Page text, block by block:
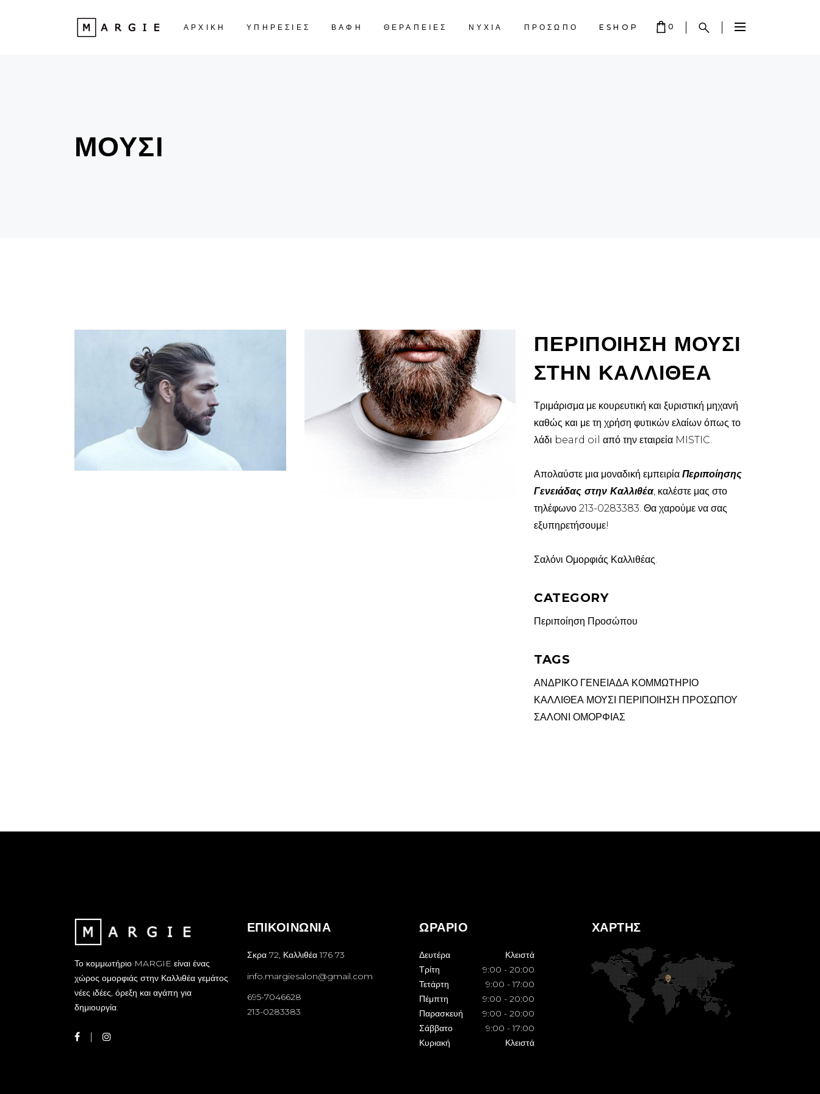
ΑΡΧΙΚΗ ΥΠΗΡΕΣΙΕΣ ΒΑΦΗ ΘΕΡΑΠΕΙΕΣ ΝΥΧΙΑ ΠΡΟΣΩΠΟ ESHOP 0
ΜΟΎΣΙ
ΠΕΡΙΠΟΙΗΣΗ ΜΟΥΣΙ
ΣΤΗΝ ΚΑΛΛΙΘΕΑ
Τριμάρισμα με κουρευτική και ξυριστική μηχανή
καθώς και με τη χρήση φυτικών ελαίων όπως το
λάδι beard oil από την εταιρεία MISTIC.
Απολαύστε μια μοναδική εμπειρίαΠεριποίησης
Γενειάδας στην Καλλιθέα, καλέστε μας στο
τηλέφωνο 213-0283383. Θα χαρούμε να σας
εξυπηρετήσουμε!
Σαλόνι Ομορφιάς Καλλιθέας.
CATEGORY
Περιποίηση Προσώπου
TAGS
ΑΝΔΡΙΚΟ ΓΕΝΕΙΑΔΑ ΚΟΜΜΩΤΗΡΙΟ
ΚΑΛΛΙΘΕΑ ΜΟΥΣΙ ΠΕΡΙΠΟΙΗΣΗ ΠΡΟΣΩΠΟΥ
ΣΑΛΟΝΙ ΟΜΟΡΦΙΑΣ
Το κομμωτήριο MARGIE είναι ένας
χώρος ομορφιάς στην Καλλιθέα γεμάτος
νέες ιδέες, όρεξη και αγάπη για
δημιουργία.
ΕΠΙΚΟΙΝΩΝΙΑ
Σκρα 72, Καλλιθέα 176 73
info.margiesalon@gmail.com
695-7046628
213-0283383
ΩΡΑΡΙΟ
Δευτέρα
Κλειστά
Τρίτη
9:00 - 20:00
Τετάρτη
9:00 - 17:00
Πέμπτη
9:00 - 20:00
Παρασκευή
9:00 - 20:00
Σάββατο
9:00 - 17:00
Κυριακή
Κλειστά
ΧΑΡΤΗΣ